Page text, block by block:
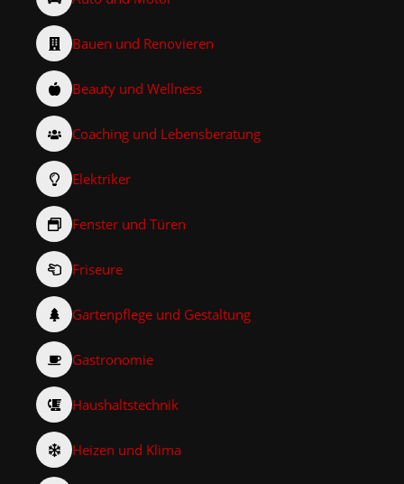
Bauen und Renovieren
Beauty und Wellness
Coaching und Lebensberatung
Elektriker
Fenster und Türen
Friseure
Gartenpflege und Gestaltung
Gastronomie
Haushaltstechnik
Heizen und Klima